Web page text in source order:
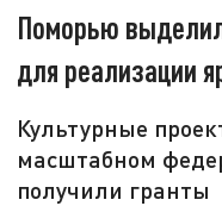
Поморью
для реализации
Культурные
масштабном
получили гранты